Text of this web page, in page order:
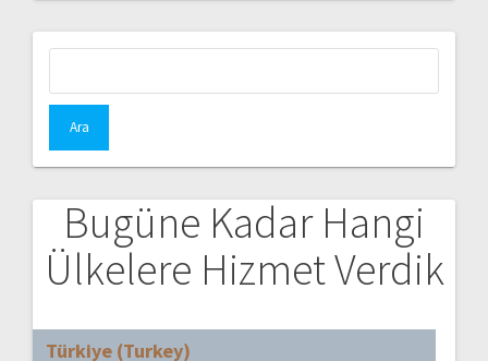
Bugüne Kadar Hangi
Ülkelere Hizmet Verdik
Türkiye (Turkey)